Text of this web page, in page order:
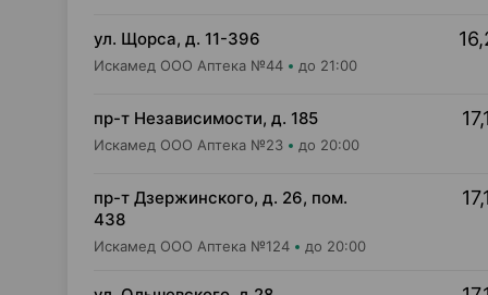
ул. Щорса, д. 11-396
Искамед ООО Аптека №44 до 21:00
пр-т Независимости, д. 185
Искамед ООО Аптека №23 до 20:00
пр-т Дзержинского, д. 26, пом.
438
Искамед ООО Аптека №124 до 20:00